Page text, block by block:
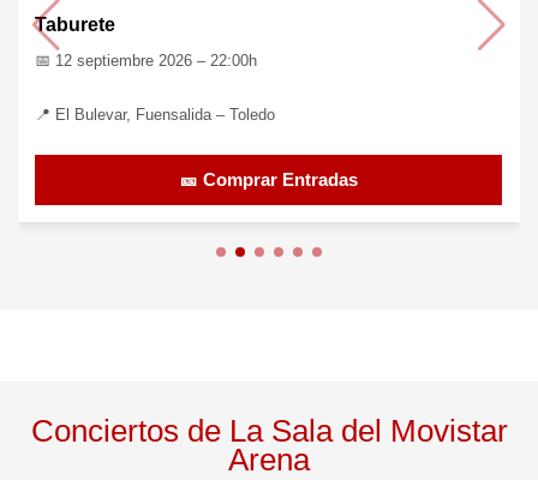
Taburete
📅 12 septiembre 2026 – 22:00h
📍 El Bulevar, Fuensalida – Toledo
🎫 Comprar Entradas
Conciertos de La Sala del Movistar
Arena